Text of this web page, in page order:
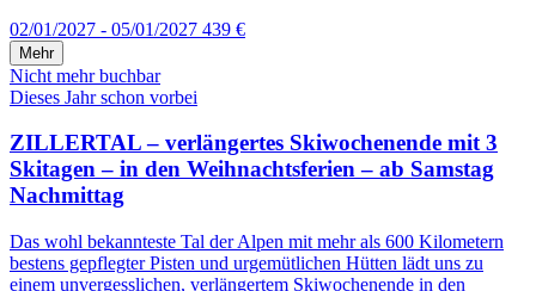
02/01/2027 - 05/01/2027 439 €
Mehr
Nicht mehr buchbar
Dieses Jahr schon vorbei
ZILLERTAL – verlängertes Skiwochenende mit 3
Skitagen – in den Weihnachtsferien – ab Samstag
Nachmittag
Das wohl bekannteste Tal der Alpen mit mehr als 600 Kilometern
bestens gepflegter Pisten und urgemütlichen Hütten lädt uns zu
einem unvergesslichen, verlängertem Skiwochenende in den